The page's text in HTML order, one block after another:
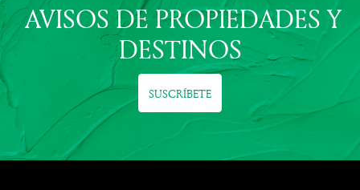
AVISOS DE PROPIEDADES Y
DESTINOS
SUSCRÍBETE